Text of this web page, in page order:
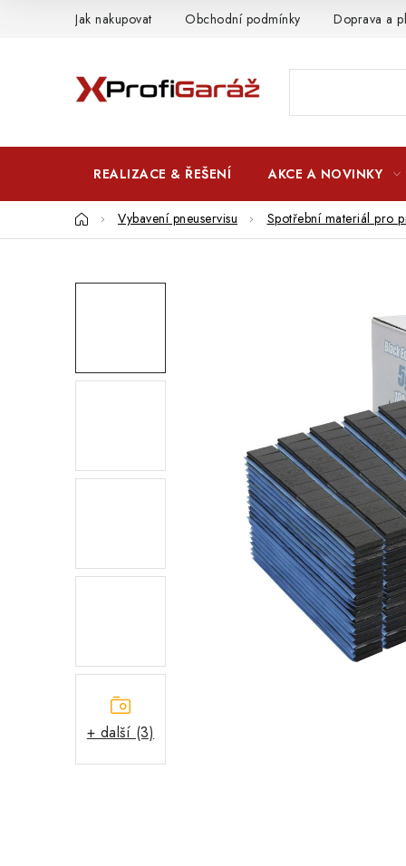
Jak nakupovat Obchodní podmínky Doprava a
REALIZACE & ŘEŠENÍ AKCE A NOVINKY
DomůVybavení pneuservisu Spotřební materiál pro
+ další (3)